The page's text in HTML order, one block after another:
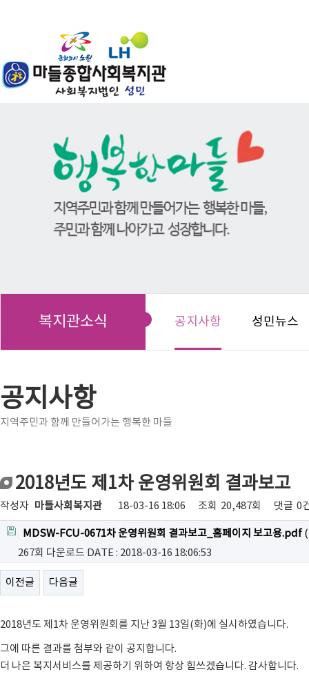
복지관소식 공지사항 성민뉴스
공지사항
지역주민과 함께 만들어가는 행복한 마들
2018년도 제1차 운영위원회 결과보고
작성자 마들사회복지관 18-03-16 18:06 조회 20,487회 댓글 0
MDSW-FCU-0671차 운영위원회 결과보고_홈페이지 보고용.pdf
267회 다운로드 DATE : 2018-03-16 18:06:53
이전글 다음글
2018년도 제1차 운영위원회를 지난 3월 13일(화)에 실시하였습니다.
그에 따른 결과를 첨부와 같이 공지합니다.
더 나은 복지서비스를 제공하기 위하여 항상 힘쓰겠습니다. 감사합니다.